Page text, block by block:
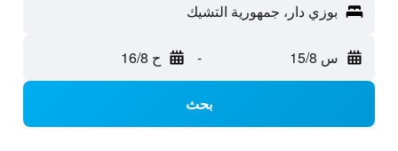
بوزي دار، جمهورية التشيك
س 15/8 - ح 16/8
بحث